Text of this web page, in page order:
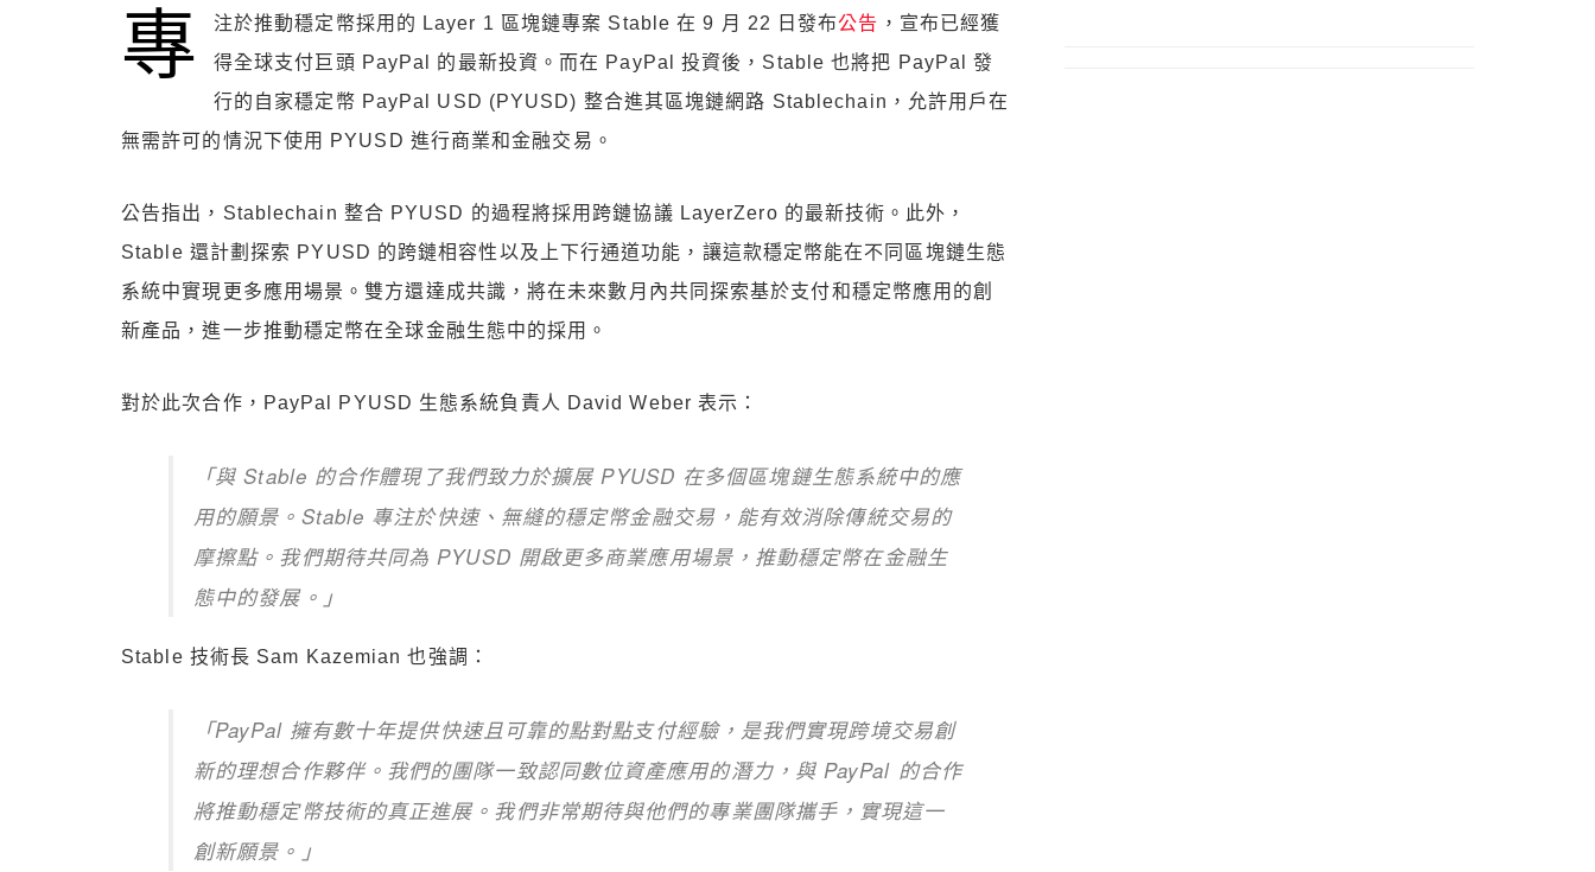
專 注於推動穩定幣採用的 Layer 1 區塊鏈專案 Stable 在 9 月 22 日發布公告 ，宣布已經獲
得全球支付巨頭 PayPal 的最新投資。而在 PayPal 投資後，Stable 也將把 PayPal 發
行的自家穩定幣 PayPal USD (PYUSD) 整合進其區塊鏈網路 Stablechain，允許用戶在
無需許可的情況下使用 PYUSD 進行商業和金融交易。
公告指出，Stablechain 整合 PYUSD 的過程將採用跨鏈協議 LayerZero 的最新技術。此外，
Stable 還計劃探索 PYUSD 的跨鏈相容性以及上下行通道功能，讓這款穩定幣能在不同區塊鏈生態
系統中實現更多應用場景。雙方還達成共識，將在未來數月內共同探索基於支付和穩定幣應用的創
新產品，進一步推動穩定幣在全球金融生態中的採用。
對於此次合作，PayPal PYUSD 生態系統負責人 David Weber 表示：
「與 Stable 的合作體現了我們致力於擴展 PYUSD 在多個區塊鏈生態系統中的應
用的願景。Stable 專注於快速、無縫的穩定幣金融交易，能有效消除傳統交易的
摩擦點。我們期待共同為 PYUSD 開啟更多商業應用場景，推動穩定幣在金融生
態中的發展。」
Stable 技術長 Sam Kazemian 也強調：
「PayPal 擁有數十年提供快速且可靠的點對點支付經驗，是我們實現跨境交易創
新的理想合作夥伴。我們的團隊一致認同數位資產應用的潛力，與 PayPal 的合作
將推動穩定幣技術的真正進展。我們非常期待與他們的專業團隊攜手，實現這一
創新願景。」